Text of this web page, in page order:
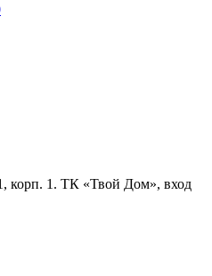
1. ТК «Твой Дом», вход